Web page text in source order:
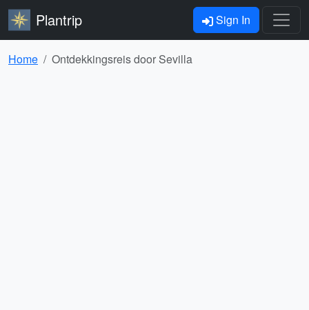
Plantrip Sign In
Home Ontdekkingsreis door Sevilla